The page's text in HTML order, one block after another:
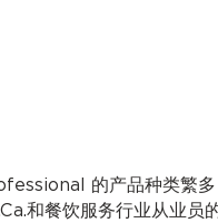
的产品种类繁多
和餐饮服务行业从业员的